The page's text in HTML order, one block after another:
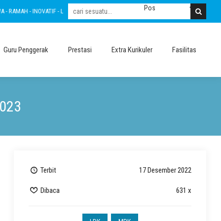
- INTEGRITAS - AMANAH - NASIONALIS BERTAKWA - RAMAH -
Guru Penggerak Prestasi Extra Kurikuler Fasilitas
Terbit 17 Desember 2022
Dibaca 631 x